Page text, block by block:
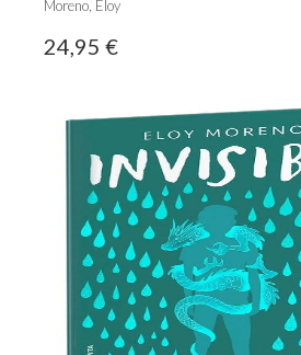
Moreno, Eloy
24,95 €